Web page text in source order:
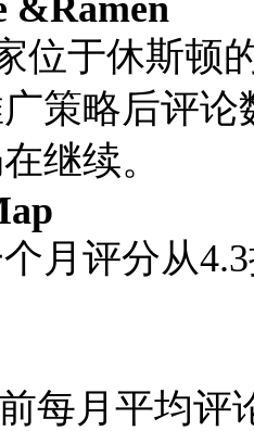
位于休斯顿
策略后评
继续。
月评分从
月平均评